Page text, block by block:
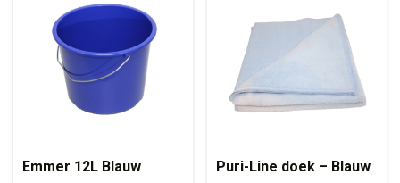
Emmer 12L Blauw Puri-Line doek – Blauw